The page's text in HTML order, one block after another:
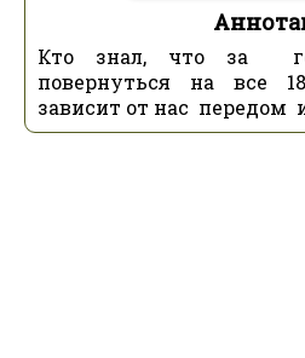
Кто знал, что за
повернуться на все
зависит от нас передом